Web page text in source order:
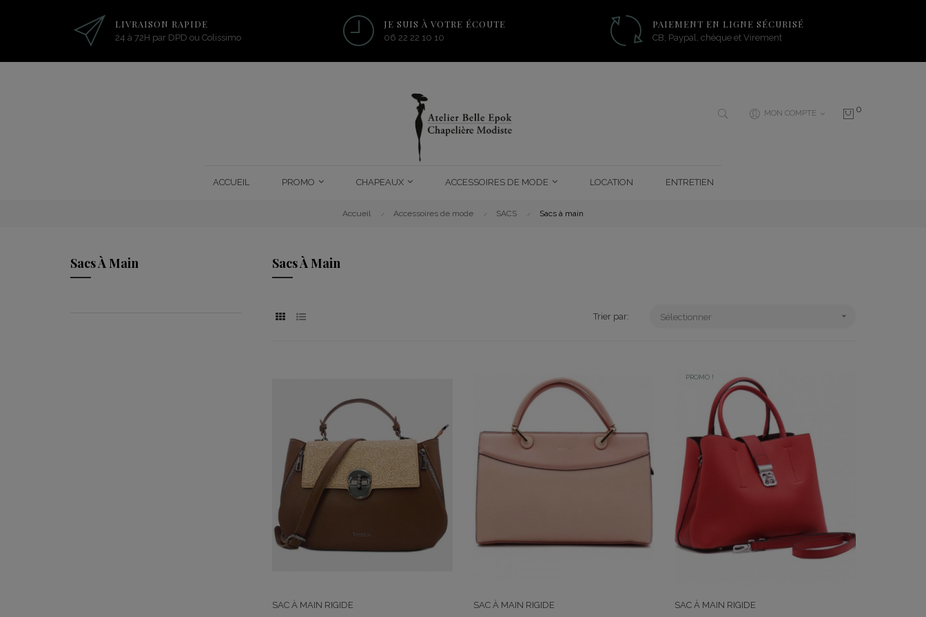
LIVRAISON RAPIDE
24 à 72H par DPD ou Colissimo
JE SUIS À VOTRE ÉCOUTE
06 22 22 10 10
PAIEMENT EN LIGNE SÉCURISÉ
CB, Paypal, chèque et Virement
MON COMPTE 0
ACCUEIL PROMO CHAPEAUX ACCESSOIRES DE MODE LOCATION ENTRETIEN
Accueil Accessoires de mode SACS Sacs à main
Sacs À Main Sacs À Main
Trier par: Sélectionner 
SAC À MAIN RIGIDE SAC À MAIN RIGIDE
PROMO !
SAC À MAIN RIGIDE